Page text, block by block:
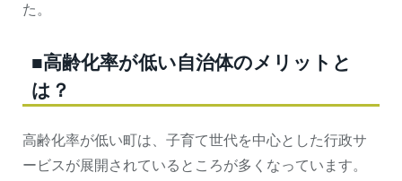
た。
■高齢化率が低い自治体のメリットと
は？
高齢化率が低い町は、子育て世代を中心とした行政サ
ービスが展開されているところが多くなっています。